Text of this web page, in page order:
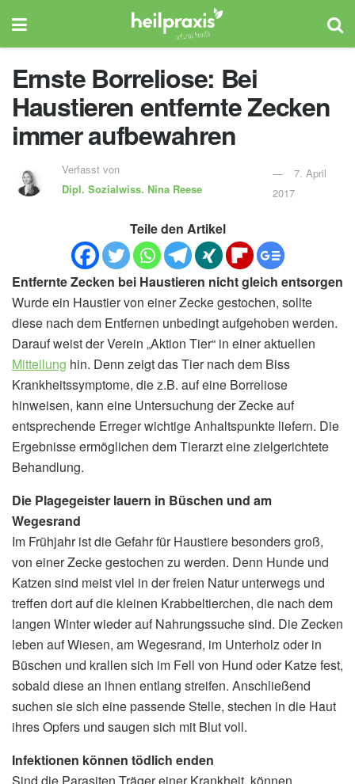
Ernste Borreliose: Bei
Haustieren entfernte Zecken
immer aufbewahren
Verfasst von
Dipl. Sozialwiss. Nina Reese
7. April
2017
Teile den Artikel
Entfernte Zecken bei Haustieren nicht gleich entsorgen
Wurde ein Haustier von einer Zecke gestochen, sollte
diese nach dem Entfernen unbedingt aufgehoben werden.
Darauf weist der Verein „Aktion Tier“ in einer aktuellen
Mitteilung hin. Denn zeigt das Tier nach dem Biss
Krankheitssymptome, die z.B. auf eine Borreliose
hinweisen, kann eine Untersuchung der Zecke auf
entsprechende Erreger wichtige Anhaltspunkte liefern. Die
Ergebnisse ermöglichen dem Tierarzt eine zielgerichtete
Behandlung.
Die Plagegeister lauern in Büschen und am
Wegesrand
Im Frühjahr ist die Gefahr für Haustiere besonders groß,
von einer Zecke gestochen zu werden. Denn Hunde und
Katzen sind meist viel in der freien Natur unterwegs und
treffen dort auf die kleinen Krabbeltierchen, die nach dem
langen Winter wieder auf Nahrungssuche sind. Die Zecken
leben auf Wiesen, am Wegesrand, im Unterholz oder in
Büschen und krallen sich im Fell von Hund oder Katze fest,
sobald diese an ihnen entlang streifen. Anschließend
suchen sie sich eine passende Stelle, stechen in die Haut
ihres Opfers und saugen sich mit Blut voll.
Infektionen können tödlich enden
Sind die Parasiten Träger einer Krankheit, können